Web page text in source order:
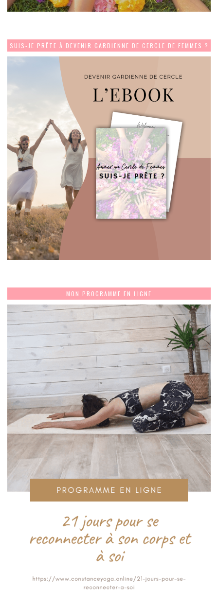
SUIS-JE PRÊTE À DEVENIR GARDIENNE DE CERCLE DE FEMMES ?
MON PROGRAMME EN LIGNE